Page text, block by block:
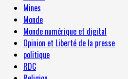
Mines
Monde
Monde numérique et digital
Opinion et Liberté de la presse
politique
RDC